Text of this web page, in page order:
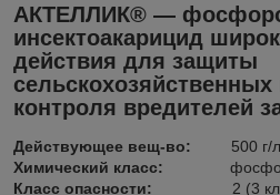
АКТЕЛЛИК® —
инсектоакарицид
действия для защиты
сельскохозяйственных
контроля вредителей
Действующее вещ-во:
500
Химический класс:
Класс опасности:
2 (3